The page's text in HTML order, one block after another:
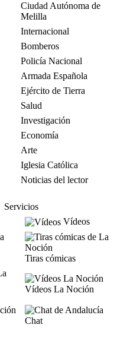
Ciudad Autónoma de
Melilla
Internacional
Bomberos
Policía Nacional
Armada Española
Ejército de Tierra
Salud
Investigación
Economía
Arte
Iglesia Católica
Noticias del lector
Servicios
Vídeos
Tiras cómicas
Vídeos La Noción
Chat